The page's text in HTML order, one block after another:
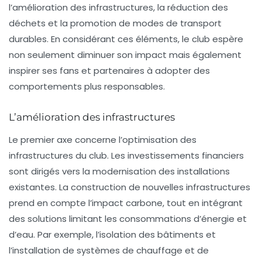
l’amélioration des infrastructures, la réduction des
déchets et la promotion de modes de transport
durables. En considérant ces éléments, le club espère
non seulement diminuer son impact mais également
inspirer ses fans et partenaires à adopter des
comportements plus responsables.
L’amélioration des infrastructures
Le premier axe concerne l’optimisation des
infrastructures du club. Les investissements financiers
sont dirigés vers la modernisation des installations
existantes. La construction de nouvelles infrastructures
prend en compte l’impact carbone, tout en intégrant
des solutions limitant les consommations d’énergie et
d’eau. Par exemple, l’isolation des bâtiments et
l’installation de systèmes de chauffage et de